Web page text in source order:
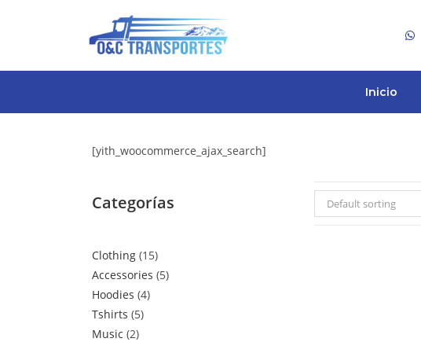
Inicio
[yith_woocommerce_ajax_search]
Categorías
Clothing 15
Accessories 5
Hoodies 4
Tshirts 5
Music 2
Default sorting